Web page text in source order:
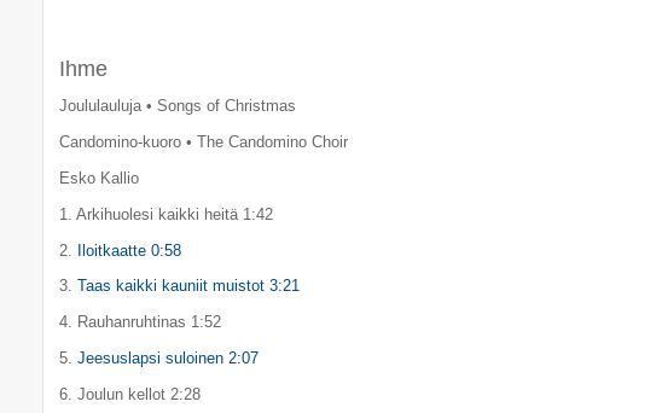
Ihme
Joululauluja • Songs of Christmas
Candomino-kuoro • The Candomino Choir
Esko Kallio
1. Arkihuolesi kaikki heitä 1:42
2. Iloitkaatte 0:58
3. Taas kaikki kauniit muistot 3:21
4. Rauhanruhtinas 1:52
5. Jeesuslapsi suloinen 2:07
6. Joulun kellot 2:28